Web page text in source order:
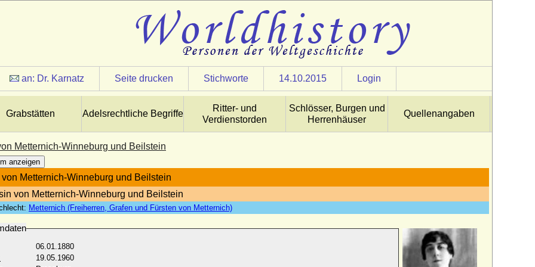
an: Dr. Karnatz Seite drucken Stichworte 14.10.2015 Login
Grabstätten Adelsrechtliche Begriffe
Ritter- und
Verdienstorden
Schlösser, Burgen und
Herrenhäuser
Quellenangaben
Metternich-Winneburg und Beilstein
anzeigen
Metternich-Winneburg und Beilstein
von Metternich-Winneburg und Beilstein
Metternich (Freiherren, Grafen und Fürsten von Metternich)
06.01.1880
19.05.1960